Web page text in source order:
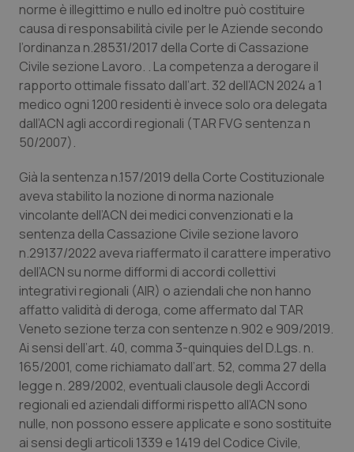
Marche
Molise
Piemonte
Provincia Autonoma di Bolzano
Provincia Autonoma di Trento
Puglia
Sardegna
Sicilia
Toscana
Umbria
Valle D’Aosta
Donna & Salute
Epatiti
HIV
Infezioni & Febbre
Ipertensione & Scompenso
Malattie rare
Malattia di Crohn & Rettocolite Ulcerosa
Neuroscienze & patologie neurodegenerative
Obesità
Oftalmologia
Oncodermatologia
norme è illegittimo e nullo ed inoltre può costituire
causa di responsabilità civile per le Aziende secondo
l’ordinanza n.28531/2017 della Corte di Cassazione
Civile sezione Lavoro. . La competenza a derogare il
rapporto ottimale fissato dall’art. 32 dell’ACN 2024 a 1
medico ogni 1200 residenti è invece solo ora delegata
dall’ACN agli accordi regionali (TAR FVG sentenza n
50/2007).
Già la sentenza n.157/2019 della Corte Costituzionale
aveva stabilito la nozione di norma nazionale
vincolante dell’ACN dei medici convenzionati e la
sentenza della Cassazione Civile sezione lavoro
n.29137/2022 aveva riaffermato il carattere imperativo
dell’ACN su norme difformi di accordi collettivi
integrativi regionali (AIR) o aziendali che non hanno
affatto validità di deroga, come affermato dal TAR
Veneto sezione terza con sentenze n.902 e 909/2019.
Ai sensi dell’art. 40, comma 3-quinquies del D.Lgs. n.
165/2001, come richiamato dall’art. 52, comma 27 della
legge n. 289/2002, eventuali clausole degli Accordi
regionali ed aziendali difformi rispetto all’ACN sono
nulle, non possono essere applicate e sono sostituite
ai sensi degli articoli 1339 e 1419 del Codice Civile,